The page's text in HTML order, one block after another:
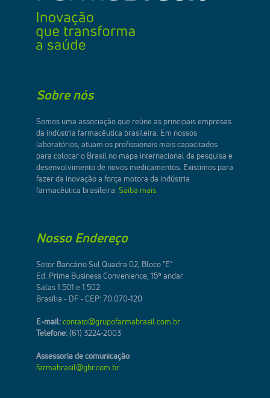
Sobre nós
Somos uma associação que reúne as principais empresas
da indústria farmacêutica brasileira. Em nossos
laboratórios, atuam os profissionais mais capacitados
para colocar o Brasil no mapa internacional da pesquisa e
desenvolvimento de novos medicamentos. Existimos para
fazer da inovação a força motora da indústria
farmacêutica brasileira. Saiba mais.
Nosso Endereço
Setor Bancário Sul Quadra 02, Bloco "E"
Ed. Prime Business Convenience, 15º andar
Salas 1.501 e 1.502
Brasília - DF - CEP: 70.070-120
E-mail:contato@grupofarmabrasil.com.br
Telefone:(61) 3224-2003
Assessoria de comunicação
farmabrasil@gbr.com.br